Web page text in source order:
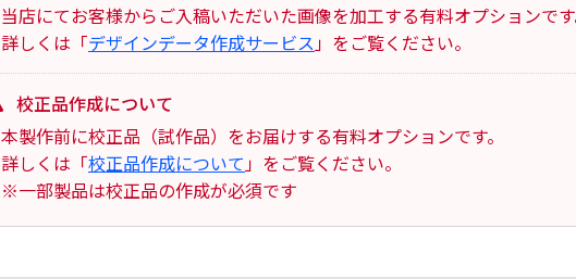
当店にてお客様からご入稿いただいた画像を加工する有料オプションで
詳しくは「デザインデータ作成サービス 」をご覧ください。
校正品作成について
本製作前に校正品（試作品）をお届けする有料オプションです。
詳しくは「校正品作成について 」をご覧ください。
※一部製品は校正品の作成が必須です